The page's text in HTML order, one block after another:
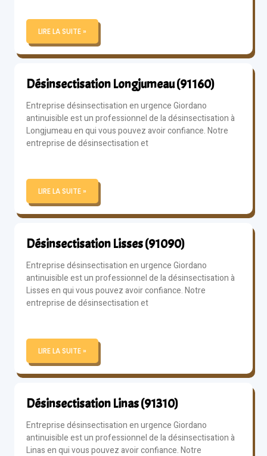
LIRE LA SUITE »
Désinsectisation Longjumeau (91160)
Entreprise désinsectisation en urgence Giordano
antinuisible est un professionnel de la désinsectisation à
Longjumeau en qui vous pouvez avoir confiance. Notre
entreprise de désinsectisation et
LIRE LA SUITE »
Désinsectisation Lisses (91090)
Entreprise désinsectisation en urgence Giordano
antinuisible est un professionnel de la désinsectisation à
Lisses en qui vous pouvez avoir confiance. Notre
entreprise de désinsectisation et
LIRE LA SUITE »
Désinsectisation Linas (91310)
Entreprise désinsectisation en urgence Giordano
antinuisible est un professionnel de la désinsectisation à
Linas en qui vous pouvez avoir confiance. Notre